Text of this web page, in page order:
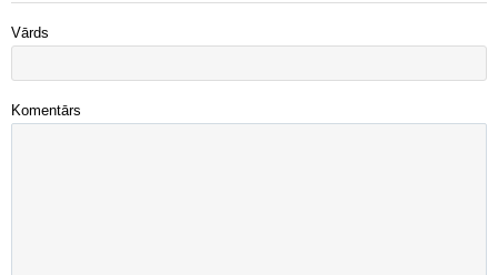
Vārds
Komentārs